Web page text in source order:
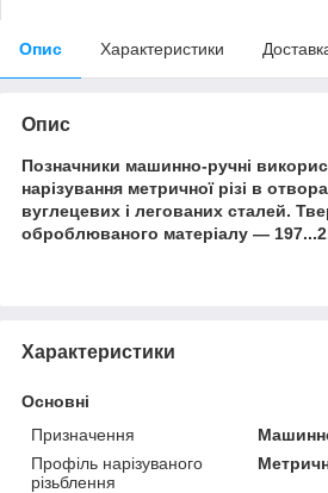
Опис Характеристики
Опис
Позначники машинно-ручні
нарізування метричної різі в
вуглецевих і легованих сталей.
оброблюваного матеріалу —
Характеристики
Основні
Призначення
Профіль нарізуваного
різьблення